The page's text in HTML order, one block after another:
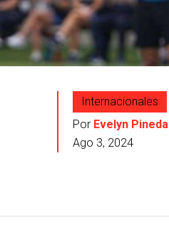
Internacionales
Por Evelyn Pineda
Ago 3, 2024